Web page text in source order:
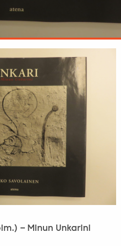
– Minun Unkarini